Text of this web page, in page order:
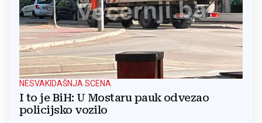
NESVAKIDAŠNJA SCENA
I to je BiH: U Mostaru pauk odvezao
policijsko vozilo